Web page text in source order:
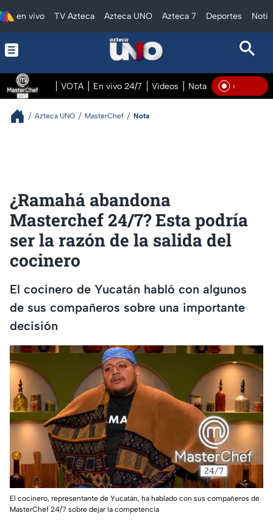
en vivo TV Azteca Azteca UNO Azteca 7 Deportes
VOTA En vivo 24/7 Videos Notas En vivo En
Azteca UNO MasterChef Nota
¿Ramahá abandona
Masterchef 24/7? Esta podría
ser la razón de la salida del
cocinero
El cocinero de Yucatán habló con algunos
de sus compañeros sobre una importante
decisión
El cocinero, representante de Yucatán, ha hablado con sus compañeros de
MasterChef 24/7 sobre dejar la competencia